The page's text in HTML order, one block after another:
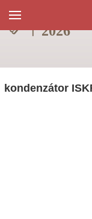
kondenzátor